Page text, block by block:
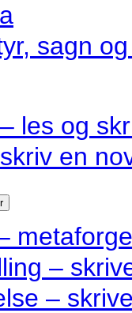
sagn
les og
en
–
–